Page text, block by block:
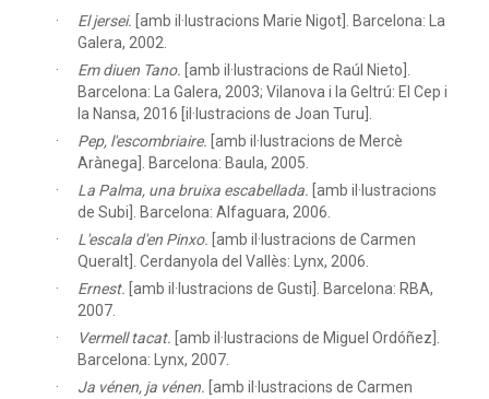
El jersei. [amb il·lustracions Marie Nigot]. Barcelona: La
Galera, 2002.
Em diuen Tano. [amb il·lustracions de Raúl Nieto].
Barcelona: La Galera, 2003; Vilanova i la Geltrú: El Cep i
la Nansa, 2016 [il·lustracions de Joan Turu].
Pep, l'escombriaire. [amb il·lustracions de Mercè
Arànega]. Barcelona: Baula, 2005.
La Palma, una bruixa escabellada. [amb il·lustracions
de Subi]. Barcelona: Alfaguara, 2006.
L'escala d'en Pinxo. [amb il·lustracions de Carmen
Queralt]. Cerdanyola del Vallès: Lynx, 2006.
Ernest. [amb il·lustracions de Gusti]. Barcelona: RBA,
2007.
Vermell tacat. [amb il·lustracions de Miguel Ordóñez].
Barcelona: Lynx, 2007.
Ja vénen, ja vénen. [amb il·lustracions de Carmen